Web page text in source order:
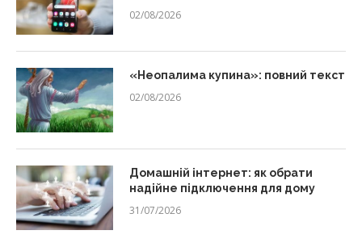
02/08/2026
«Неопалима купина»: повний текст
02/08/2026
Домашній інтернет: як обрати
надійне підключення для дому
31/07/2026